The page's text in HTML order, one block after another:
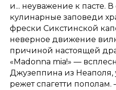
и... неуважение к пасте. В
кулинарные заповеди
фрески Сикстинской
неверное движение
причиной настоящей
«Madonna mia!» —
Джузеппина из Неаполя,
режет спагетти пополам.